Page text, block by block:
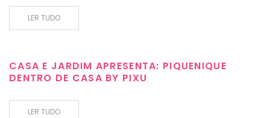
LER TUDO
CASA E JARDIM APRESENTA: PIQUENIQUE
DENTRO DE CASA BY PIXU
LER TUDO